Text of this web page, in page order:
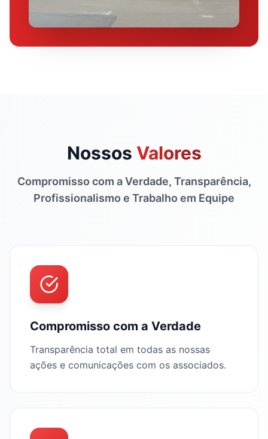
Nossos Valores
Compromisso com a Verdade, Transparência,
Profissionalismo e Trabalho em Equipe
Compromisso com a Verdade
Transparência total em todas as nossas
ações e comunicações com os associados.